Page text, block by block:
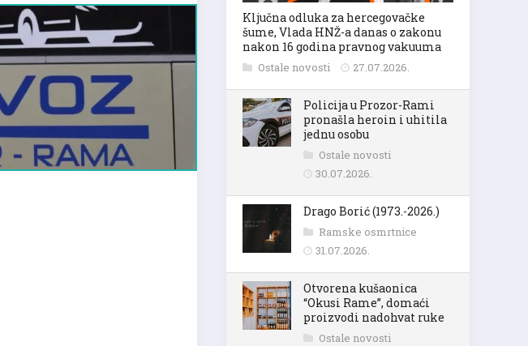
Ključna odluka za hercegovačke
šume, Vlada HNŽ-a danas o zakonu
nakon 16 godina pravnog vakuuma
Ostale novosti 27.07.2026.
Policija u Prozor-Rami
pronašla heroin i uhitila
jednu osobu
Ostale novosti
30.07.2026.
Drago Borić (1973.-2026.)
Ramske osmrtnice
31.07.2026.
Otvorena kušaonica
“Okusi Rame”, domaći
proizvodi nadohvat ruke
Ostale novosti